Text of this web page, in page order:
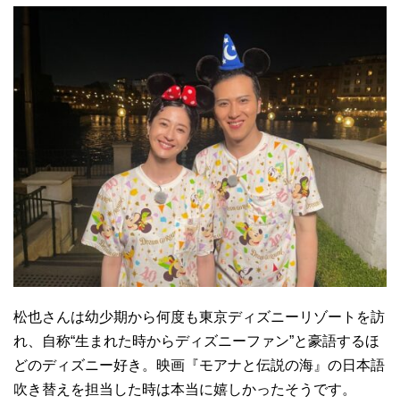
松也さんは幼少期から何度も東京ディズニーリゾートを訪
れ、自称“生まれた時からディズニーファン”と豪語するほ
どのディズニー好き。映画『モアナと伝説の海』の日本語
吹き替えを担当した時は本当に嬉しかったそうです。